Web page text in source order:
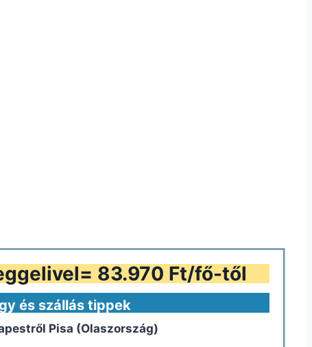
83.970 Ft/fő-től
és szállás tippek
Pisa (Olaszország)